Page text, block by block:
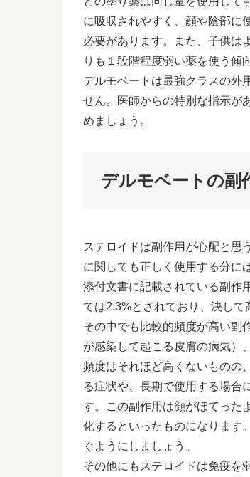
に吸収されやすく、顔や陰部に
必要があります。また、子供は
りも１段階程度弱い薬を使う傾
デルモベートは最強クラスの外
せん。医師からの特別な指示が
めましょう。
デルモベートの副
ステロイドは副作用が心配と思
に関しても正しく使用する分に
添付文書に記載されている副作
ては2.3%とされており、決して
その中でも比較的頻度が高い副
が感染して起こる皮膚の病気）、
頻度はそれほど高くないものの
る症状や、長期で使用する場合
す。この副作用は顔がほてった
化するといったものになります
ぐようにしましょう。
その他にもステロイドは免疫を